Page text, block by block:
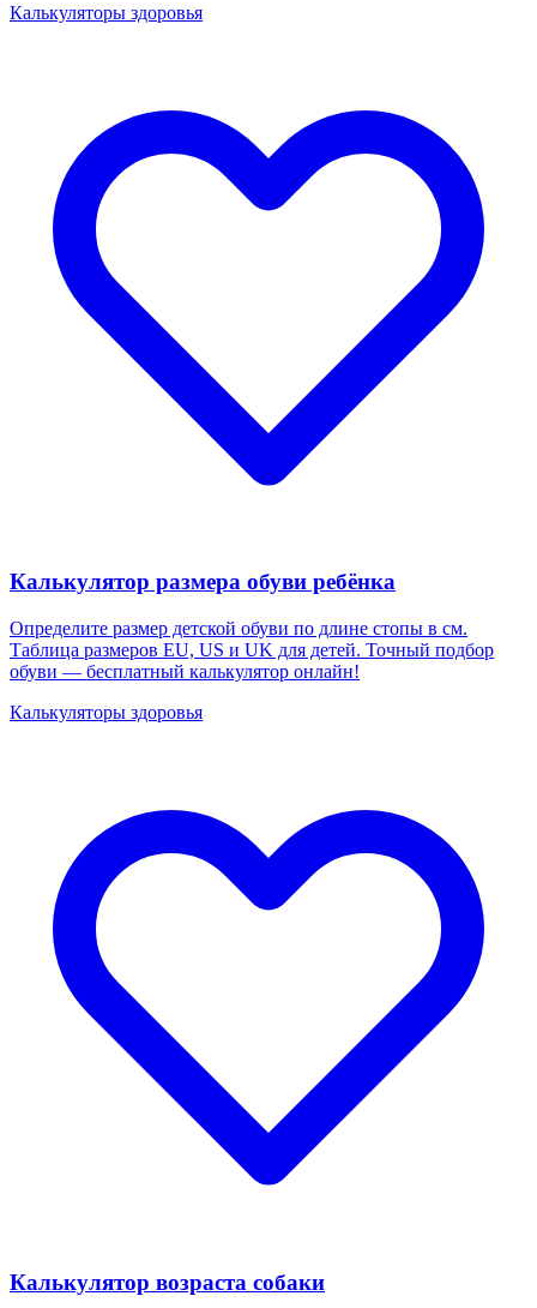
Калькуляторы здоровья
Калькулятор размера обуви ребёнка
Определите размер детской обуви по длине стопы в см.
Таблица размеров EU, US и UK для детей. Точный подбор
обуви — бесплатный калькулятор онлайн!
Калькуляторы здоровья
Калькулятор возраста собаки